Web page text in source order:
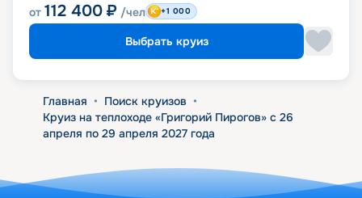
от 112 400 ₽ /чел +1 000
Выбрать круиз
Главная • Поиск круизов •
Круиз на теплоходе «Григорий Пирогов» с 26
апреля по 29 апреля 2027 года